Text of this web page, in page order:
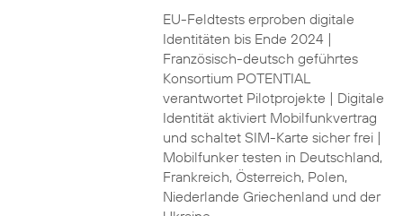
EU-Feldtests erproben digitale
Identitäten bis Ende 2024 |
Französisch-deutsch geführtes
Konsortium POTENTIAL
verantwortet Pilotprojekte | Digitale
Identität aktiviert Mobilfunkvertrag
und schaltet SIM-Karte sicher frei |
Mobilfunker testen in Deutschland,
Frankreich, Österreich, Polen,
Niederlande Griechenland und der